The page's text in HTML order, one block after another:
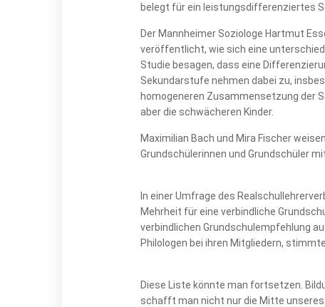
belegt für ein leistungsdifferenziertes
Der Mannheimer Soziologe Hartmut
veröffentlicht, wie sich eine
Studie besagen, dass eine
Sekundarstufe nehmen dabei zu,
homogeneren Zusammensetzung der
aber die schwächeren Kinder.
Maximilian Bach und Mira Fischer
Grundschülerinnen und Grundschüler
In einer Umfrage des
Mehrheit für eine verbindliche
verbindlichen Grundschulempfehlung
Philologen bei ihren Mitgliedern,
Diese Liste könnte man fortsetzen.
schafft man nicht nur die Mitte